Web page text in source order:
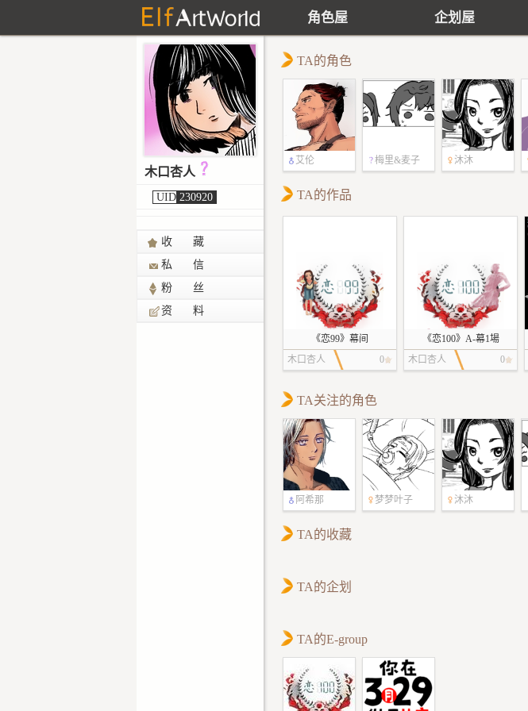
角色屋 企划屋
木口杏人
UID 230920
收 藏
私 信
粉 丝
资 料
TA的角色
艾伦 梅里&麦子 沐沐
TA的作品
《恋99》幕间
木口杏人
0
《恋100》A-幕1場
1（下）
木口杏人 0
TA关注的角色
阿希那 梦梦叶子 沐沐
TA的收藏
TA的企划
TA的E-group